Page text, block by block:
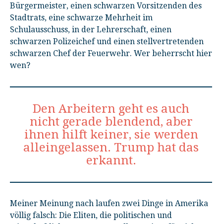
Bürgermeister, einen schwarzen Vorsitzenden des
Stadtrats, eine schwarze Mehrheit im
Schulausschuss, in der Lehrerschaft, einen
schwarzen Polizeichef und einen stellvertretenden
schwarzen Chef der Feuerwehr. Wer beherrscht hier
wen?
Den Arbeitern geht es auch
nicht gerade blendend, aber
ihnen hilft keiner, sie werden
alleingelassen. Trump hat das
erkannt.
Meiner Meinung nach laufen zwei Dinge in Amerika
völlig falsch: Die Eliten, die politischen und